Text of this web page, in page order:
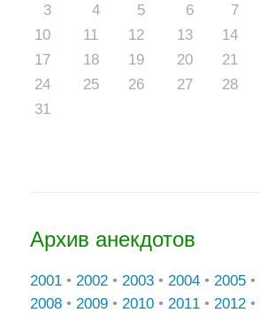
3
4 5 6 7
10
11 12 13 14
17
18 19 20 21
24
25 26 27 28
31
Архив анекдотов
2001 • 2002 • 2003 • 2004 • 2005 •
2008 • 2009 • 2010 • 2011 • 2012 •